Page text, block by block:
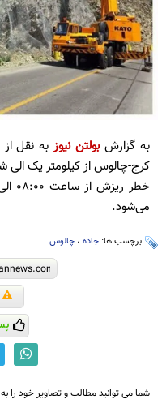
به گزارشبولتن نیوزبه نقل از
کرج-چالوس از کیلومتر یک
می‌شود.
برچسب ها: جاده ، چالوس
شما می توانید مطالب و تصاویر خود را